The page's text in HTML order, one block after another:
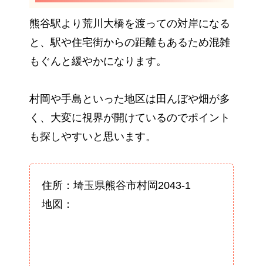
熊谷駅より荒川大橋を渡っての対岸になる
と、駅や住宅街からの距離もあるため混雑
もぐんと緩やかになります。
村岡や手島といった地区は田んぼや畑が多
く、大変に視界が開けているのでポイント
も探しやすいと思います。
住所：埼玉県熊谷市村岡2043-1
地図：